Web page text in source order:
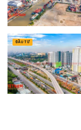
ĐẦU TƯ